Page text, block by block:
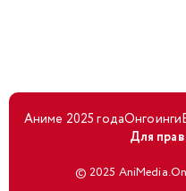
Аниме 2025 годаОнгоинги
Для
© 2025